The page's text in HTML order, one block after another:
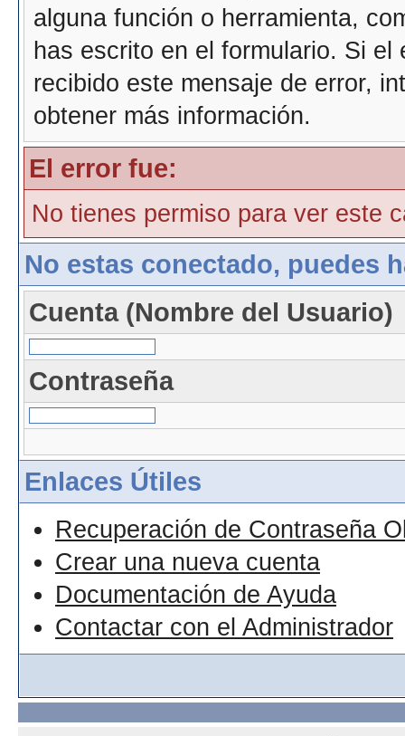
alguna función o herramienta,
has escrito en el formulario. Si
recibido este mensaje de error,
obtener más información.
El error fue:
No tienes permiso para ver este
No estas conectado, puedes
Cuenta (Nombre del Usuario)
Contraseña
Enlaces Útiles
Recuperación de Contraseña
Crear una nueva cuenta
Documentación de Ayuda
Contactar con el Administrador